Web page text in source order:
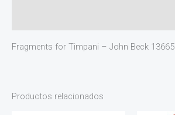
Fragments for Timpani – John Beck 13665
Productos relacionados